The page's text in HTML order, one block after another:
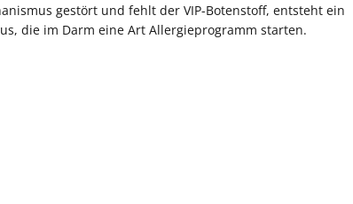
gestört und fehlt der VIP-Botenstoff, entsteht ein
die im Darm eine Art Allergieprogramm starten.